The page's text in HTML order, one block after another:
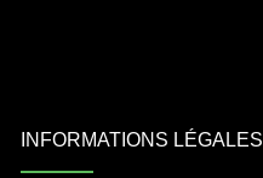
INFORMATIONS LÉGALES